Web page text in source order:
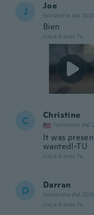
J Joe
Iscrizione dal
Bien
circa 4 anni fa
C Christine
Iscrizione dal
It was
wanted!-TU
circa 4 anni fa
D Darran
Iscrizione dal 2019
circa 4 anni fa